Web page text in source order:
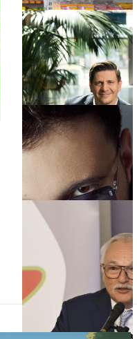
TÁMOGATÓI
TARTALOM
Forbes-sztori